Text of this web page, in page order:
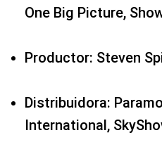
One Big Picture,
Productor: Steven
Distribuidora:
International,